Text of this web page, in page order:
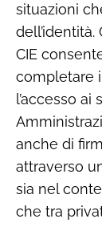
situazioni
CIE
completare
l’accesso
anche di
attraverso
sia nel
che tra